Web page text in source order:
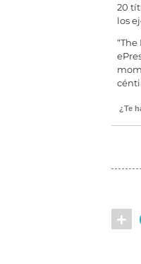
20
los
¿Te
+